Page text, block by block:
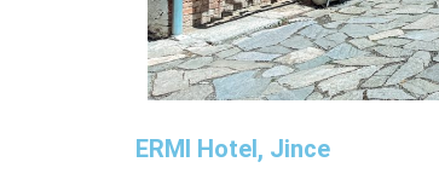
ERMI Hotel, Jince